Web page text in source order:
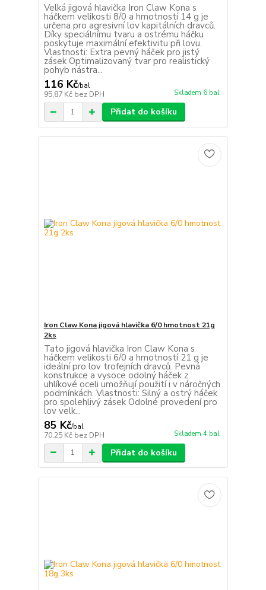
Velká jigová hlavička Iron Claw Kona s
háčkem velikosti 8/0 a hmotností 14 g je
určena pro agresivní lov kapitálních dravců.
Díky speciálnímu tvaru a ostrému háčku
poskytuje maximální efektivitu při lovu.
Vlastnosti: Extra pevný háček pro jistý
zásek Optimalizovaný tvar pro realistický
pohyb nástra...
116 Kč/bal
95,87 Kč bez DPH Skladem 6 bal
Přidat do košíku
Iron Claw Kona jigová hlavička 6/0 hmotnost 21g
2ks
Tato jigová hlavička Iron Claw Kona s
háčkem velikosti 6/0 a hmotností 21 g je
ideální pro lov trofejních dravců. Pevná
konstrukce a vysoce odolný háček z
uhlíkové oceli umožňují použití i v náročných
podmínkách. Vlastnosti: Silný a ostrý háček
pro spolehlivý zásek Odolné provedení pro
lov velk...
85 Kč/bal
70,25 Kč bez DPH Skladem 4 bal
Přidat do košíku